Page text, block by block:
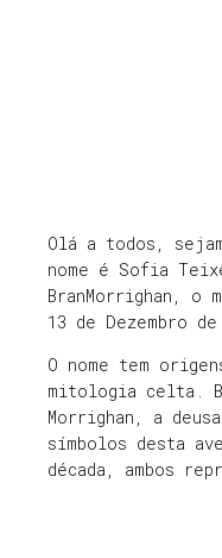
Olá a todos,
nome é Sofia
BranMorrighan, o
13 de Dezembro de
O nome tem
mitologia celta.
Morrighan, a
símbolos desta
década, ambos